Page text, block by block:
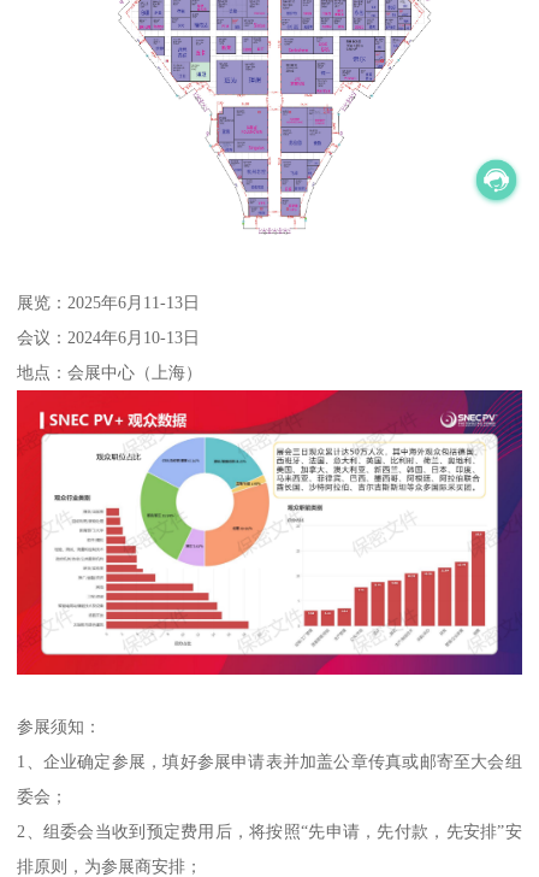
展览：2025年6月11-13日
会议：2024年6月10-13日
地点：会展中心（上海）
参展须知：
1、企业确定参展，填好参展申请表并加盖公章传真或邮寄至大会组
委会；
2、组委会当收到预定费用后，将按照“先申请，先付款，先安排”安
排原则，为参展商安排；